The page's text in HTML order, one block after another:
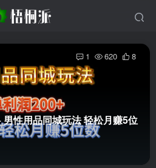
性用品同城玩法 轻松月赚5位
1 620 8